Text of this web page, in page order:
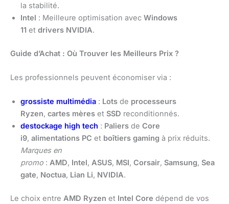
la stabilité.
Intel : Meilleure optimisation avec Windows
11 et drivers NVIDIA.
Guide d’Achat : Où Trouver les Meilleurs Prix ?
Les professionnels peuvent économiser via :
grossiste multimédia : Lots de processeurs
Ryzen, cartes mères et SSD reconditionnés.
destockage high tech : Paliers de Core
i9, alimentations PC et boîtiers gaming à prix réduits.
Marques en
promo : AMD, Intel, ASUS, MSI, Corsair, Samsung, Sea
gate, Noctua, Lian Li, NVIDIA.
Le choix entre AMD Ryzen et Intel Core dépend de vos